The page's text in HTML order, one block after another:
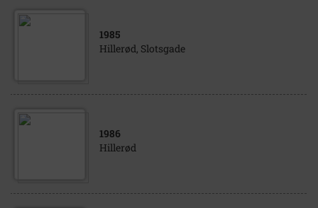
1985
Hillerød, Slotsgade
1986
Hillerød